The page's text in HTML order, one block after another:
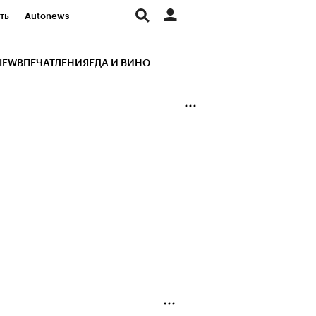
Autonews
ВПЕЧАТЛЕНИЯ ЕДА И ВИНО